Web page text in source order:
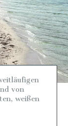
von
weißen